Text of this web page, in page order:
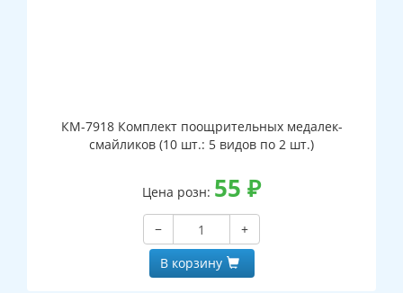
КМ-7918 Комплект поощрительных медалек-
смайликов (10 шт.: 5 видов по 2 шт.)
Цена розн: 55 ₽
−
+
В корзину